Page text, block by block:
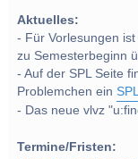
Aktuelles:
- Für Vorlesungen
zu Semesterbeginn
- Auf der SPL Seite
Problemchen ein
- Das neue vlvz
Termine/Fristen: